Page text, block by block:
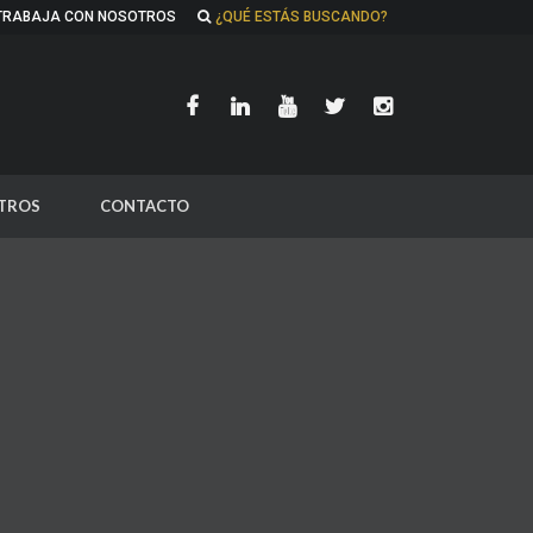
CON NOSOTROS ¿QUÉ ESTÁS BUSCANDO?
CONTACTO